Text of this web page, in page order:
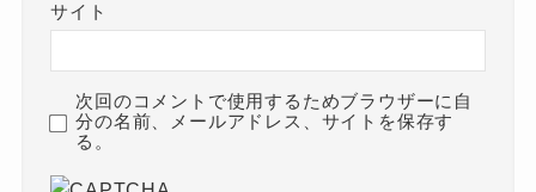
サイト
次回のコメントで使用するためブラウザーに自
分の名前、メールアドレス、サイトを保存す
る。